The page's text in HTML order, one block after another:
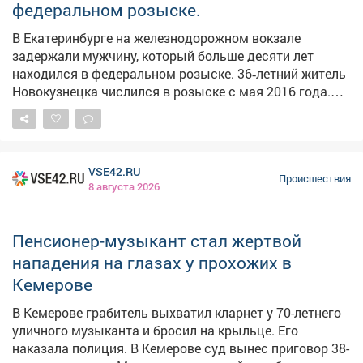
аппарат и четыре колеса. Часть похищенного они
сдали в комиссионный магазин, инструменты
продали прохожему. Теперь обоим грозит до пяти лет
лишения свободы.
вокзале задержали мужчину, который
больше десяти лет находился в
федеральном розыске.
В Екатеринбурге на железнодорожном вокзале
задержали мужчину, который больше десяти лет
находился в федеральном розыске. 36‑летний житель
делу о незаконном сбыте наркотиков в крупном
размере и скрылся от следствия. И вот спустя десять
Екатеринбург‑Пассажирский. Ключевую роль в
задержании сыграла современная техника. Камеры
системы биометрической идентификации мгновенно
сопоставили лицо мужчины, зашедшего на вокзал, с
система дала совпадение, дежурный наряд
патрульно‑постовой службы оперативно задержал
подозреваемого. Сам мужчина утверждает, что даже
8 августа 2026
Пенсионер-музыкант стал жертвой
нападения на глазах у прохожих в
Кемерове